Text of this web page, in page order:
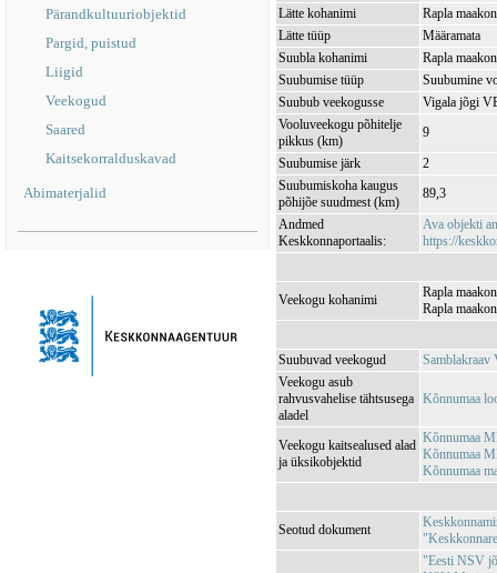
Pärandkultuuriobjektid
Pargid, puistud
Liigid
Veekogud
Saared
Kaitsekorralduskavad
Abimaterjalid
Lätte kohanimi
Rapla
Lätte tüüp
Määramata
Suubla kohanimi
Rapla
Suubumise tüüp
Suubumine
Suubub veekogusse
Vigala jõgi
Vooluveekogu põhitelje
pikkus (km)
9
Suubumise järk
2
Suubumiskoha kaugus
põhijõe suudmest (km)
89,3
Andmed
Keskkonnaportaalis:
Ava objekti
https://
Veekogu kohanimi
Rapla
Rapla
Suubuvad veekogud
Samblakraav
Veekogu asub
rahvusvahelise tähtsusega
aladel
Kõnnumaa
Veekogu kaitsealused alad
ja üksikobjektid
Kõnnumaa
Kõnnumaa
Kõnnumaa
Seotud dokument
"Eesti NSV